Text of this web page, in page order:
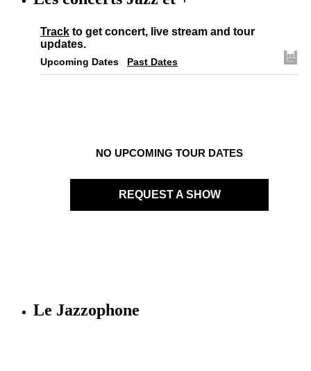
Track to get concert, live stream and tour
updates.
Upcoming Dates Past Dates
NO UPCOMING TOUR DATES
REQUEST A SHOW
Le Jazzophone